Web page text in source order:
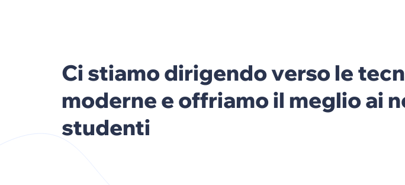
Ci stiamo dirigendo verso le
moderne e offriamo il meglio ai
studenti